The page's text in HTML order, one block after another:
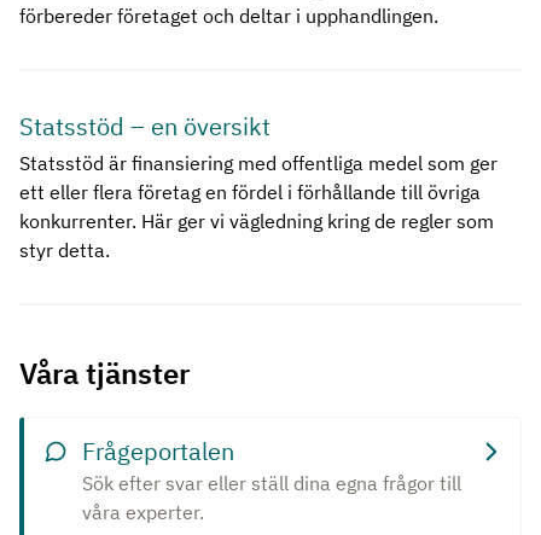
förbereder företaget och deltar i upphandlingen.
Statsstöd – en översikt
Statsstöd är finansiering med offentliga medel som ger
ett eller flera företag en fördel i förhållande till övriga
konkurrenter. Här ger vi vägledning kring de regler som
styr detta.
Våra tjänster
Frågeportalen
Sök efter svar eller ställ dina egna frågor till
våra experter.